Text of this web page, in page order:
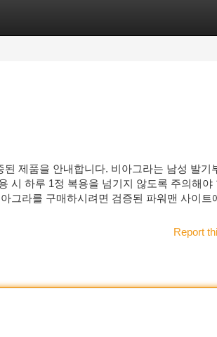
제품을 안내합니다. 비아그라는 남성 발기
시 하루 1정 복용을 넘기지 않도록 주의해야
그라를 구매하시려면 검증된 파워맨 사이트
Report